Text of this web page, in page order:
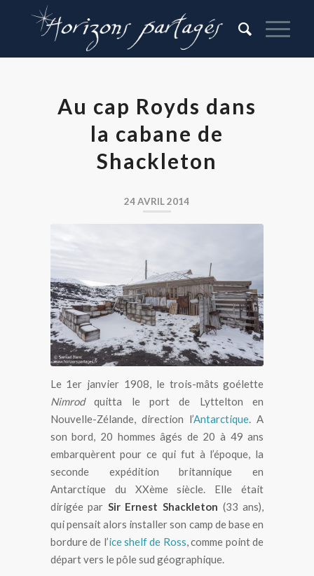
Au cap Royds dans
la cabane de
Shackleton
24 AVRIL 2014
Cabane de l’expédition Nimrod, dirigée
par Ernest Shackleton au cap Royds
Le 1er janvier 1908, le trois-mâts goélette
Nimrodquitta le port de Lyttelton en
Nouvelle-Zélande, direction l’Antarctique. A
son bord, 20 hommes âgés de 20 à 49 ans
embarquèrent pour ce qui fut à l’époque, la
seconde expédition britannique en
Antarctique du XXème siècle. Elle était
dirigée par Sir Ernest Shackleton (33 ans),
qui pensait alors installer son camp de base en
bordure de l’ice shelf de Ross, comme point de
départ vers le pôle sud géographique.